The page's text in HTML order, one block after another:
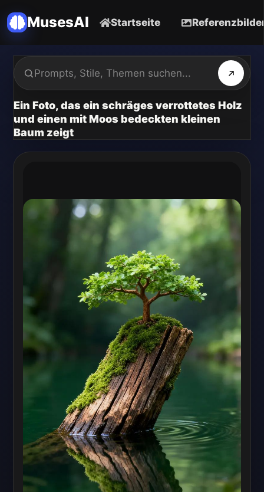
MusesAI Startseite
Ein Foto, das ein schräges verrottetes Holz
und einen mit Moos bedeckten kleinen
Baum zeigt